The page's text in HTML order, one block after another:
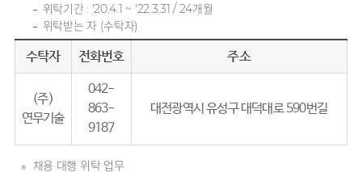
위탁기간 : '20.4.1 ~ '22.3.31 / 24개월
위탁받는 자 (수탁자)
수탁자 전화번호 주소
(주)
연무기술
042-
863-
9187
대전광역시 유성구 대덕대로 590번길
채용 대행 위탁 업무